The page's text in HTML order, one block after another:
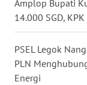
Amplop Bupati
14.000 SGD,
PSEL Legok
PLN
Energi
WN
BABEL
WN
SUMBAR